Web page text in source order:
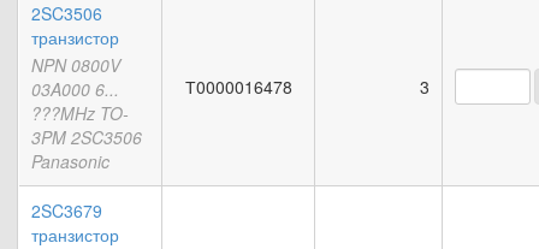
2SC3506
транзистор
NPN 0800V
03A000 6...
???MHz TO-
3PM 2SC3506
Panasonic
Т0000016478 3
2SC3679
транзистор